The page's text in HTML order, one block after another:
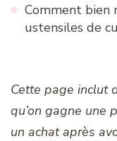
Comment bien
ustensiles de
Cette page inclut
qu’on gagne une
un achat après